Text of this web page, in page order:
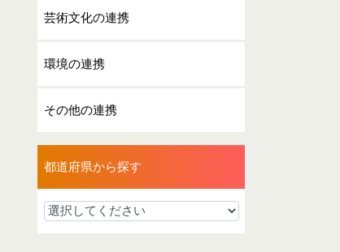
芸術文化の連携
環境の連携
その他の連携
都道府県から探す